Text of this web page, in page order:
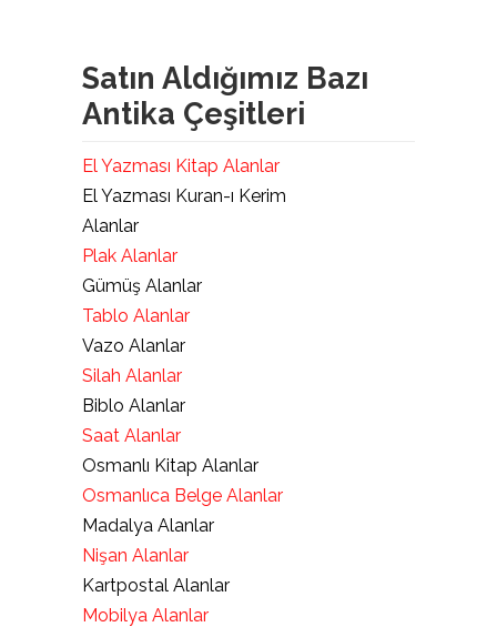
Satın Aldığımız Bazı
Antika Çeşitleri
El Yazması Kitap Alanlar
El Yazması Kuran-ı Kerim
Alanlar
Plak Alanlar
Gümüş Alanlar
Tablo Alanlar
Vazo Alanlar
Silah Alanlar
Biblo Alanlar
Saat Alanlar
Osmanlı Kitap Alanlar
Osmanlıca Belge Alanlar
Madalya Alanlar
Nişan Alanlar
Kartpostal Alanlar
Mobilya Alanlar